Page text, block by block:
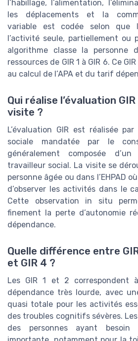
l’habillage, l’alimentation,
les déplacements et la
variable est codée selon que
l’activité seule, partiellement ou
algorithme classe la personne
ressources de GIR 1 à GIR 6. Ce
au calcul de l’APA et du tarif
Qui réalise l’évaluation
visite ?
L’évaluation GIR est réalisée
sociale mandatée par le
généralement composée
travailleur social. La visite se
personne âgée ou dans l’EHPAD
d’observer les activités dans le
Cette observation in situ
finement la perte d’autonomie
dépendance.
Quelle différence entre GIR
et GIR 4 ?
Les GIR 1 et 2 correspondent
dépendance très lourde, avec
quasi totale pour les activités
des troubles cognitifs sévères.
des personnes ayant besoin